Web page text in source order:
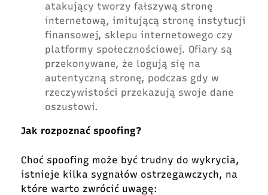
atakujący tworzy fałszywą stronę
internetową, imitującą stronę instytucji
finansowej, sklepu internetowego czy
platformy społecznościowej. Ofiary są
przekonywane, że logują się na
autentyczną stronę, podczas gdy w
rzeczywistości przekazują swoje dane
oszustowi.
Jak rozpoznać spoofing?
Choć spoofing może być trudny do wykrycia,
istnieje kilka sygnałów ostrzegawczych, na
które warto zwrócić uwagę: